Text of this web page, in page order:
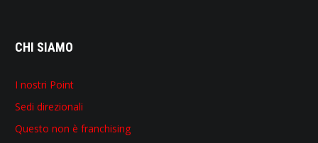
CHI SIAMO
I nostri Point
Sedi direzionali
Questo non è franchising